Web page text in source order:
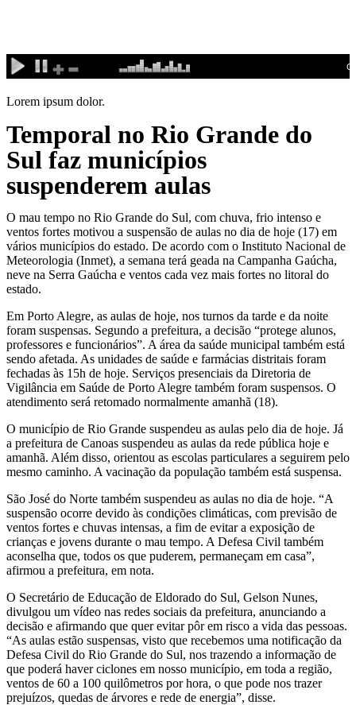
conteúdo
Lorem ipsum dolor.
Temporal no Rio Grande do
Sul faz municípios
suspenderem aulas
O mau tempo no Rio Grande do Sul, com chuva, frio intenso e
ventos fortes motivou a suspensão de aulas no dia de hoje (17) em
vários municípios do estado. De acordo com o Instituto Nacional de
Meteorologia (Inmet), a semana terá geada na Campanha Gaúcha,
neve na Serra Gaúcha e ventos cada vez mais fortes no litoral do
estado.
Em Porto Alegre, as aulas de hoje, nos turnos da tarde e da noite
foram suspensas. Segundo a prefeitura, a decisão “protege alunos,
professores e funcionários”. A área da saúde municipal também está
sendo afetada. As unidades de saúde e farmácias distritais foram
fechadas às 15h de hoje. Serviços presenciais da Diretoria de
Vigilância em Saúde de Porto Alegre também foram suspensos. O
atendimento será retomado normalmente amanhã (18).
O município de Rio Grande suspendeu as aulas pelo dia de hoje. Já
a prefeitura de Canoas suspendeu as aulas da rede pública hoje e
amanhã. Além disso, orientou as escolas particulares a seguirem pelo
mesmo caminho. A vacinação da população também está suspensa.
São José do Norte também suspendeu as aulas no dia de hoje. “A
suspensão ocorre devido às condições climáticas, com previsão de
ventos fortes e chuvas intensas, a fim de evitar a exposição de
crianças e jovens durante o mau tempo. A Defesa Civil também
aconselha que, todos os que puderem, permaneçam em casa”,
afirmou a prefeitura, em nota.
O Secretário de Educação de Eldorado do Sul, Gelson Nunes,
divulgou um vídeo nas redes sociais da prefeitura, anunciando a
decisão e afirmando que quer evitar pôr em risco a vida das pessoas.
“As aulas estão suspensas, visto que recebemos uma notificação da
Defesa Civil do Rio Grande do Sul, nos trazendo a informação de
que poderá haver ciclones em nosso município, em toda a região,
ventos de 60 a 100 quilômetros por hora, o que pode nos trazer
prejuízos, quedas de árvores e rede de energia”, disse.